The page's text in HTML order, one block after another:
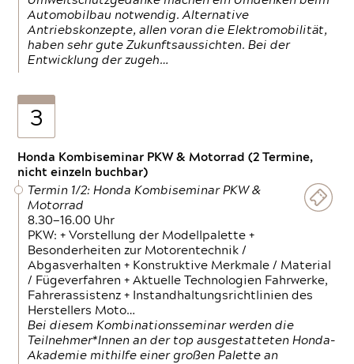
Automobilbau notwendig. Alternative
Antriebskonzepte, allen voran die Elektromobilität,
haben sehr gute Zukunftsaussichten. Bei der
Entwicklung der zugeh…
3
Honda Kombiseminar PKW & Motorrad (2 Termine,
nicht einzeln buchbar)
Termin 1/2: Honda Kombiseminar PKW &
Motorrad
8.30—16.00 Uhr
PKW: + Vorstellung der Modellpalette +
Besonderheiten zur Motorentechnik /
Abgasverhalten + Konstruktive Merkmale / Material
/ Fügeverfahren + Aktuelle Technologien Fahrwerke,
Fahrerassistenz + Instandhaltungsrichtlinien des
Herstellers Moto…
Bei diesem Kombinationsseminar werden die
Teilnehmer*Innen an der top ausgestatteten Honda-
Akademie mithilfe einer großen Palette an